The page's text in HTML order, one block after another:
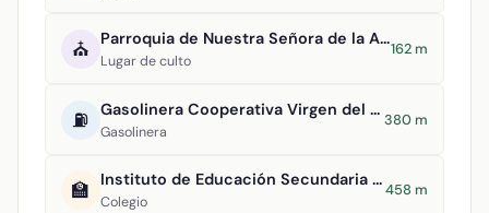
⛪ Parroquia de Nuestra Señora de la Asunción
Lugar de culto
162 m
⛽ Gasolinera Cooperativa Virgen del Carmen
Gasolinera
380 m
🏫 Instituto de Educación Secundaria San Juan Bautista
Colegio
458 m